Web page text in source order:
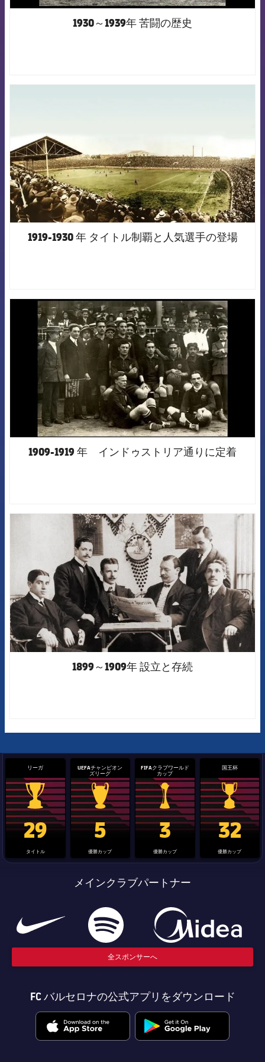
1930～1939年 苦闘の歴史
1919-1930 年 タイトル制覇と人気選手の登場
FCB Barcelona badge
1909-1919 年 インドゥストリア通りに定着
FCB Barcelona badge
1899～1909年 設立と存続
リーガ
La Liga trophy
29
タイトル
UEFAチャンピオン
ズリーグ
Champions League trophy
5
優勝カップ
FIFAクラブワールド
カップ
label.aria.clubworldcup
3
優勝カップ
国王杯
国王杯
32
優勝カップ
メインクラブパートナー
全スポンサーへ
FC バルセロナの公式アプリをダウンロード